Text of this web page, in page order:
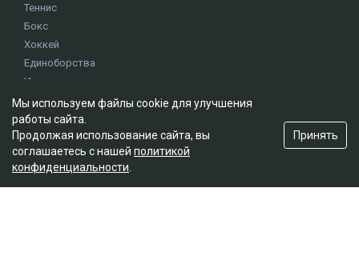
Теннис
Бокс
Хоккей
Единоборства
Истории
Олимпиада
Редакция
О проекте
Правила сайта
Мы используем файлы cookie для улучшения
работы сайта.
Продолжая использование сайта, вы
соглашаетесь с нашей политикой
конфиденциальности
Принять